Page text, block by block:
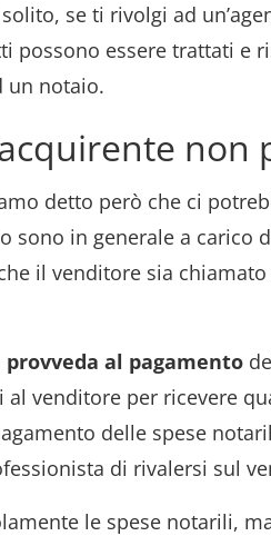
se ti rivolgi ad
possono essere trattati e
un notaio.
non
detto però che ci
sono in generale a carico
il venditore sia
provveda al pagamento
venditore per ricevere
delle spese
di rivalersi sul
le spese notarili,